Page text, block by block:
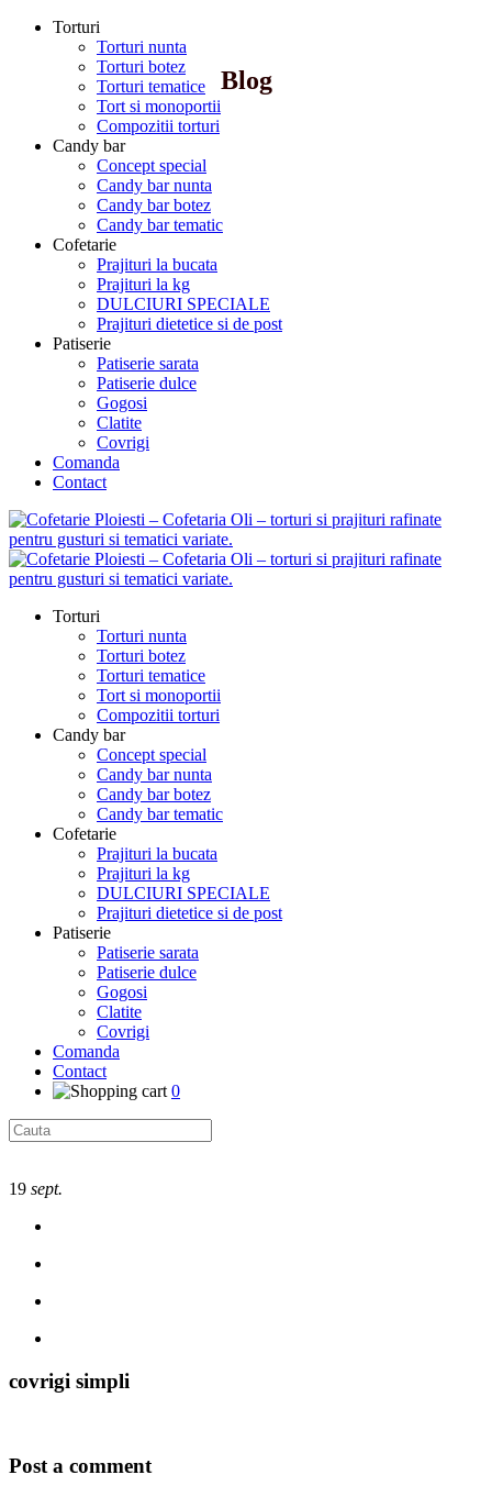
Torturi
Torturi nunta
Torturi botez
Torturi tematice
Tort si monoportii
Compozitii torturi
Candy bar
Concept special
Candy bar nunta
Candy bar botez
Candy bar tematic
Cofetarie
Prajituri la bucata
Prajituri la kg
DULCIURI SPECIALE
Prajituri dietetice si de post
Patiserie
Patiserie sarata
Patiserie dulce
Gogosi
Clatite
Covrigi
Comanda
Contact
Torturi
Torturi nunta
Torturi botez
Torturi tematice
Tort si monoportii
Compozitii torturi
Candy bar
Concept special
Candy bar nunta
Candy bar botez
Candy bar tematic
Cofetarie
Prajituri la bucata
Prajituri la kg
DULCIURI SPECIALE
Prajituri dietetice si de post
Patiserie
Patiserie sarata
Patiserie dulce
Gogosi
Clatite
Covrigi
Comanda
Contact
0
Blog
19 sept.
covrigi simpli
Post a comment